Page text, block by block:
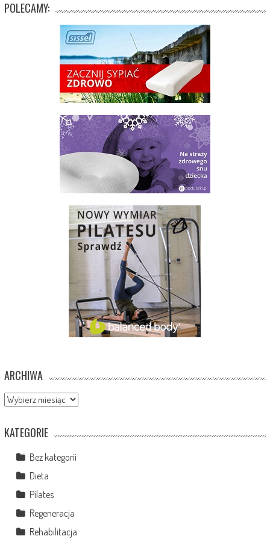
POLECAMY:
ARCHIWA
Archiwa
KATEGORIE
Bez kategorii
Dieta
Pilates
Regeneracja
Rehabilitacja